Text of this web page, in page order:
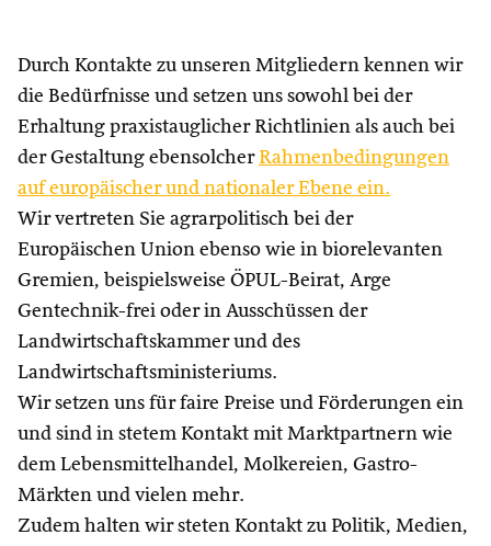
Durch Kontakte zu unseren Mitgliedern kennen wir
die Bedürfnisse und setzen uns sowohl bei der
Erhaltung praxistauglicher Richtlinien als auch bei
der Gestaltung ebensolcher Rahmenbedingungen
auf europäischer und nationaler Ebene ein.
Wir vertreten Sie agrarpolitisch bei der
Europäischen Union ebenso wie in biorelevanten
Gremien, beispielsweise ÖPUL-Beirat, Arge
Gentechnik-frei oder in Ausschüssen der
Landwirtschaftskammer und des
Landwirtschaftsministeriums.
Wir setzen uns für faire Preise und Förderungen ein
und sind in stetem Kontakt mit Marktpartnern wie
dem Lebensmittelhandel, Molkereien, Gastro-
Märkten und vielen mehr.
Zudem halten wir steten Kontakt zu Politik, Medien,